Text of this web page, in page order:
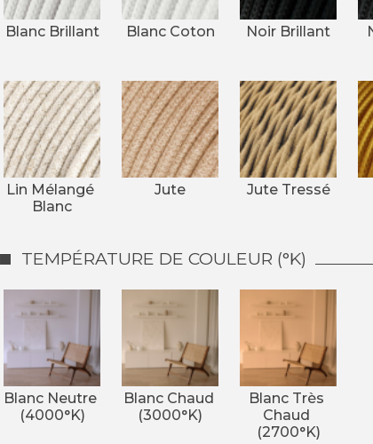
Blanc Brillant Blanc Coton Noir Brillant
Lin Mélangé
Blanc
Jute Jute Tressé
TEMPÉRATURE DE COULEUR (°K)
Blanc Neutre
(4000°K)
Blanc Chaud
(3000°K)
Blanc Très
Chaud
(2700°K)